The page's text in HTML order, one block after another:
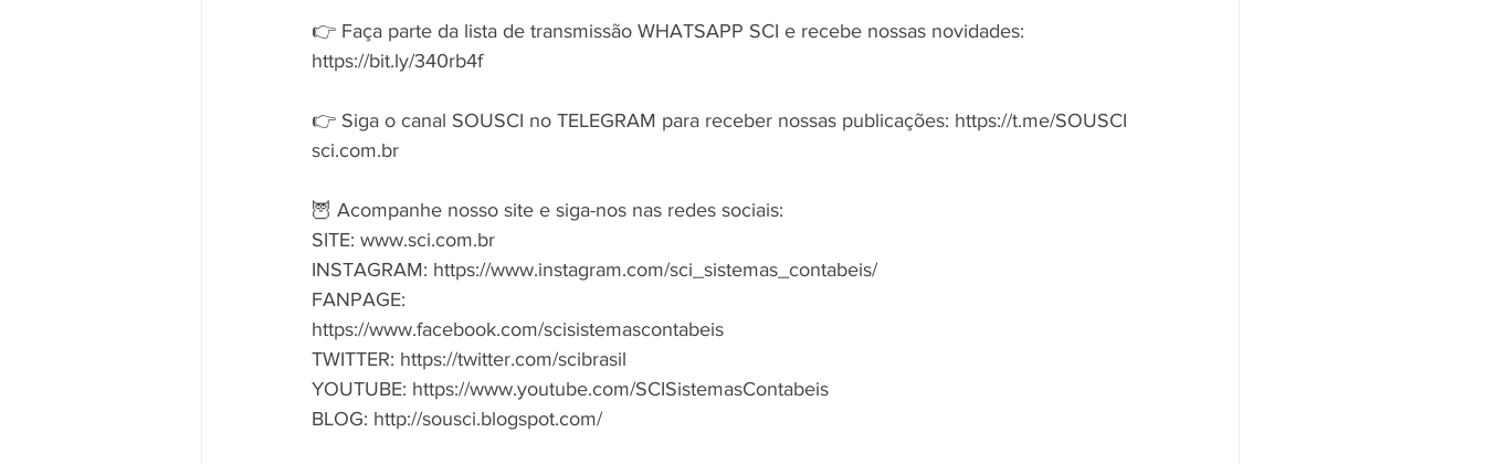
👉 Faça parte da lista de transmissão WHATSAPP SCI e recebe nossas novidades:
https://bit.ly/340rb4f
👉 Siga o canal SOUSCI no TELEGRAM para receber nossas publicações: https://t.me/SOUSCI
sci.com.br
🦉 Acompanhe nosso site e siga-nos nas redes sociais:
SITE: www.sci.com.br
INSTAGRAM: https://www.instagram.com/sci_sistemas_contabeis/
FANPAGE:
https://www.facebook.com/scisistemascontabeis
TWITTER: https://twitter.com/scibrasil
YOUTUBE: https://www.youtube.com/SCISistemasContabeis
BLOG: http://sousci.blogspot.com/